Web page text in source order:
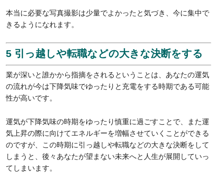
本当に必要な写真撮影は少量でよかったと気づき、今に集中で
きるようになれます。
5 引っ越しや転職などの大きな決断をする
業が深いと誰かから指摘をされるということは、あなたの運気
の流れが今は下降気味でゆったりと充電をする時期である可能
性が高いです。
運気が下降気味の時期をゆったり慎重に過ごすことで、また運
気上昇の際に向けてエネルギーを増幅させていくことができる
のですが、この時期に引っ越しや転職などの大きな決断をして
しまうと、後々あなたが望まない未来へと人生が展開していっ
てしまいます。